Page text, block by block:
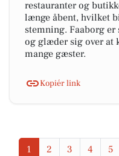
restauranter og
længe åbent, hvilket
stemning. Faaborg
og glæder sig over at
mange gæster.
Kopiér link
1 2 3 4 5